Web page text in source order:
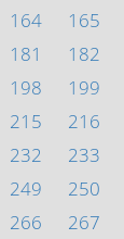
164 165
181 182
198 199
215 216
232 233
249 250
266 267